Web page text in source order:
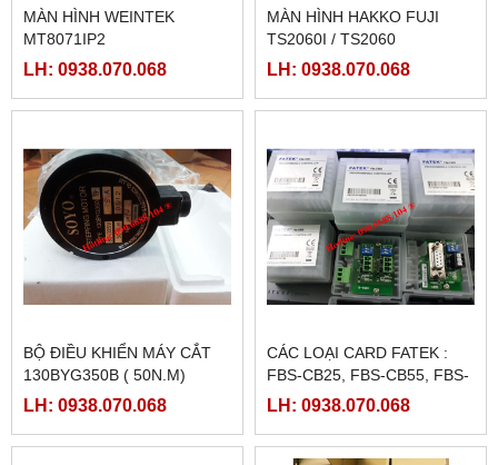
MÀN HÌNH WEINTEK
MT8071IP2
LH: 0938.070.068
MÀN HÌNH HAKKO FUJI
TS2060I / TS2060
LH: 0938.070.068
BỘ ĐIỀU KHIỂN MÁY CẮT
130BYG350B ( 50N.M)
LH: 0938.070.068
CÁC LOẠI CARD FATEK :
FBS-CB25, FBS-CB55, FBS-
CB2, FBS-CB5
LH: 0938.070.068